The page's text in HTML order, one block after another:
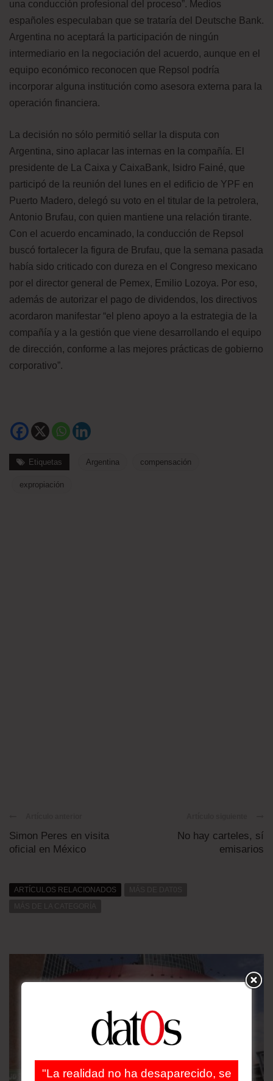
una conducción profesional del proceso”. Medios
españoles especulaban que se trataría del Deutsche Bank.
Argentina no aceptará la participación de ningún
intermediario en la negociación del acuerdo, aunque en el
equipo económico reconocen que Repsol podría
incorporar alguna institución como asesora externa para la
operación financiera.
La decisión no sólo permitió sellar la disputa con
Argentina, sino aplacar las internas en la compañía. El
presidente de La Caixa y CaixaBank, Isidro Fainé, que
participó de la reunión del lunes en el edificio de YPF en
Puerto Madero, delegó su voto en el titular de la petrolera,
Antonio Brufau, con quien mantiene una relación tirante.
Con el acuerdo encaminado, la conducción de Repsol
buscó fortalecer la figura de Brufau, que la semana pasada
había sido criticado con dureza en el Congreso mexicano
por el director general de Pemex, Emilio Lozoya. Por eso,
además de autorizar el pago de dividendos, los directivos
acordaron manifestar “el pleno apoyo a la estrategia de la
compañía y a la gestión que viene desarrollando el equipo
de dirección, conforme a las mejores prácticas de gobierno
corporativo”.
Etiquetas Argentina compensación
expropiación
Simon Peres en visita
oficial en México
No hay carteles, sí
emisarios
ARTÍCULOS RELACIONADOS
"La realidad no ha desaparecido, se